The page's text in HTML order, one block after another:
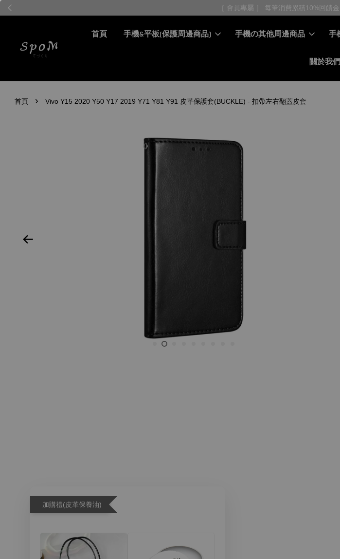
［ 會員專屬 ］ 每筆消費累積10%回饋金
首頁 手機&平板(保護周邊商品) 手機の其他周邊商品 手
關於我們
首頁 › Vivo Y15 2020 Y50 Y17 2019 Y71 Y81 Y91 皮革保護套(BUCKLE) - 扣帶左右翻蓋皮套
加購禮(皮革保養油)